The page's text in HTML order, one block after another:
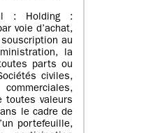
: Holding :
voie d’achat,
souscription au
la
parts ou
civiles,
toutes valeurs
le cadre de
portefeuille,